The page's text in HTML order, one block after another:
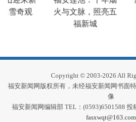
雪奇观
火与文脉，照亮五
福新城
Copyright © 2003-2026 All
福安新闻网版权所有，未经福安新闻网书面
像
福安新闻网编辑部 TEL：(0593)6501588 投
fasxwqt@163.com